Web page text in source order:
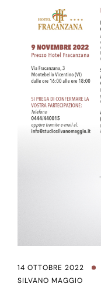
14 OTTOBRE 2022
SILVANO MAGGIO